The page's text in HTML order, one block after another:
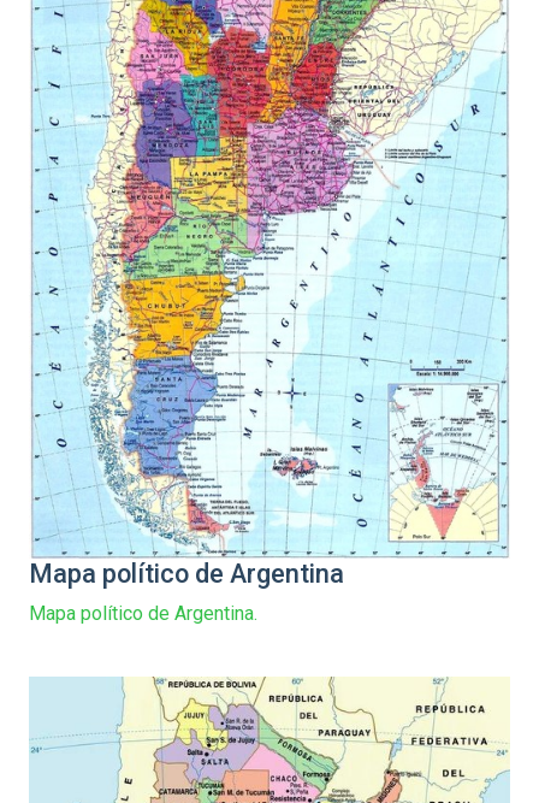
Mapa político de Argentina
Mapa político de Argentina.